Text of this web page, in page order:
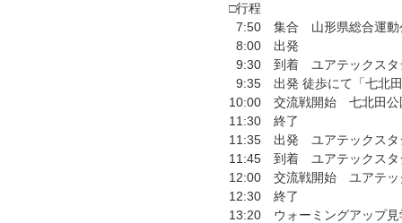
□行程
7:50 集合 山形県総合運動
8:00 出発
9:30 到着 ユアテックスタ
9:35 出発 徒歩にて「七北
10:00 交流戦開始 七北田公
11:30 終了
11:35 出発 ユアテックスタ
11:45 到着 ユアテックスタ
12:00 交流戦開始 ユアテッ
12:30 終了
13:20 ウォーミングアップ見